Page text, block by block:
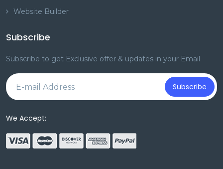
Website Builder
Subscribe
Subscribe to get Exclusive offer & updates in your Email
Subscribe
We Accept: